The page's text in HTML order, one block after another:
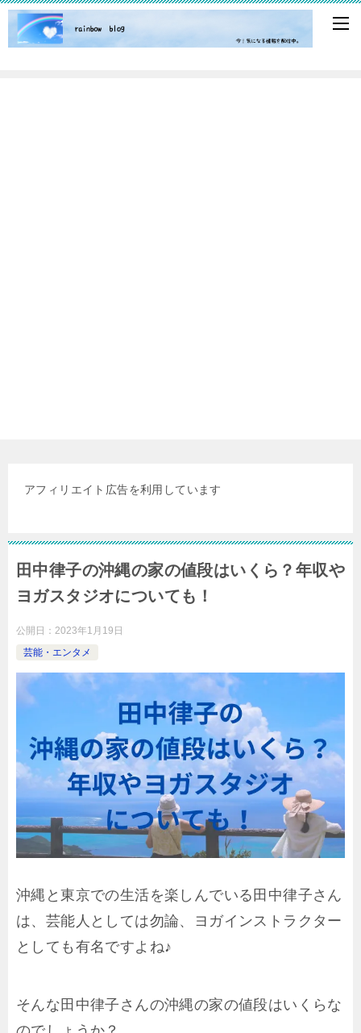
アフィリエイト広告を利用しています
田中律子の沖縄の家の値段はいくら？年収や
ヨガスタジオについても！
公開日： 2023年1月19日
芸能・エンタメ
沖縄と東京での生活を楽しんでいる田中律子さん
は、芸能人としては勿論、ヨガインストラクター
としても有名ですよね♪
そんな田中律子さんの沖縄の家の値段はいくらな